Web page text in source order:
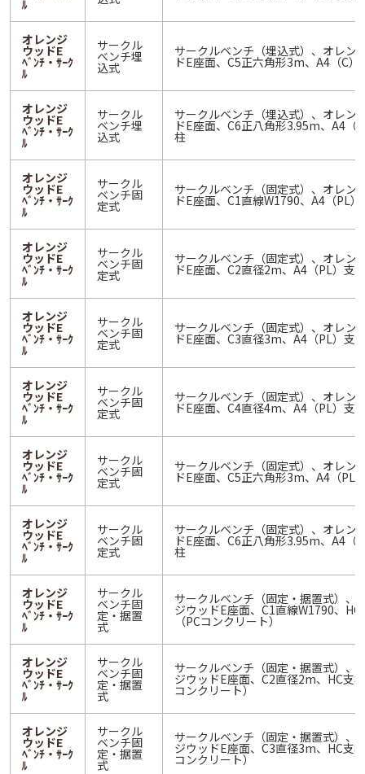
ﾙ
オレンジ
ウッドE
ﾍﾞﾝﾁ・ｻｰｸ
ﾙ
サークル
ベンチ埋
込式
サークルベンチ（埋込式）、オレン
ドE座面、C5正六角形3m、A4（C）
オレンジ
ウッドE
ﾍﾞﾝﾁ・ｻｰｸ
ﾙ
サークル
ベンチ埋
込式
サークルベンチ（埋込式）、オレン
ドE座面、C6正八角形3.95m、A4（
柱
オレンジ
ウッドE
ﾍﾞﾝﾁ・ｻｰｸ
ﾙ
サークル
ベンチ固
定式
サークルベンチ（固定式）、オレン
ドE座面、C1直線W1790、A4（PL
オレンジ
ウッドE
ﾍﾞﾝﾁ・ｻｰｸ
ﾙ
サークル
ベンチ固
定式
サークルベンチ（固定式）、オレン
ドE座面、C2直径2m、A4（PL）支
オレンジ
ウッドE
ﾍﾞﾝﾁ・ｻｰｸ
ﾙ
サークル
ベンチ固
定式
サークルベンチ（固定式）、オレン
ドE座面、C3直径3m、A4（PL）支
オレンジ
ウッドE
ﾍﾞﾝﾁ・ｻｰｸ
ﾙ
サークル
ベンチ固
定式
サークルベンチ（固定式）、オレン
ドE座面、C4直径4m、A4（PL）支
オレンジ
ウッドE
ﾍﾞﾝﾁ・ｻｰｸ
ﾙ
サークル
ベンチ固
定式
サークルベンチ（固定式）、オレン
ドE座面、C5正六角形3m、A4（PL
オレンジ
ウッドE
ﾍﾞﾝﾁ・ｻｰｸ
ﾙ
サークル
ベンチ固
定式
サークルベンチ（固定式）、オレン
ドE座面、C6正八角形3.95m、A4（
柱
オレンジ
ウッドE
ﾍﾞﾝﾁ・ｻｰｸ
ﾙ
サークル
ベンチ固
定・据置
式
サークルベンチ（固定・据置式）、
ジウッドE座面、C1直線W1790、HC
（PCコンクリート）
オレンジ
ウッドE
ﾍﾞﾝﾁ・ｻｰｸ
ﾙ
サークル
ベンチ固
定・据置
式
サークルベンチ（固定・据置式）、
ジウッドE座面、C2直径2m、HC支
コンクリート）
オレンジ
ウッドE
ﾍﾞﾝﾁ・ｻｰｸ
ﾙ
サークル
ベンチ固
定・据置
式
サークルベンチ（固定・据置式）、
ジウッドE座面、C3直径3m、HC支
コンクリート）